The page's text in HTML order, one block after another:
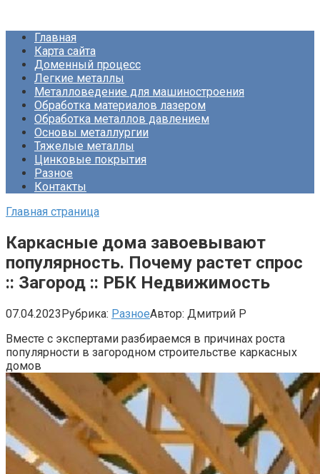
контентуГлавная
Карта сайта
Доменный процесс
Легкие металлы
Металловедение для машиностроения
Обработка материалов лазером
Обработка металлов давлением
Основы металлургии
Тяжелые металлы
Цинковые покрытия
Разное
Контакты
Главная страница
Каркасные дома завоевывают
популярность. Почему растет спрос
:: Загород :: РБК Недвижимость
07.04.2023Рубрика: РазноеАвтор: Дмитрий Р
Вместе с экспертами разбираемся в причинах роста
популярности в загородном строительстве каркасных
домов